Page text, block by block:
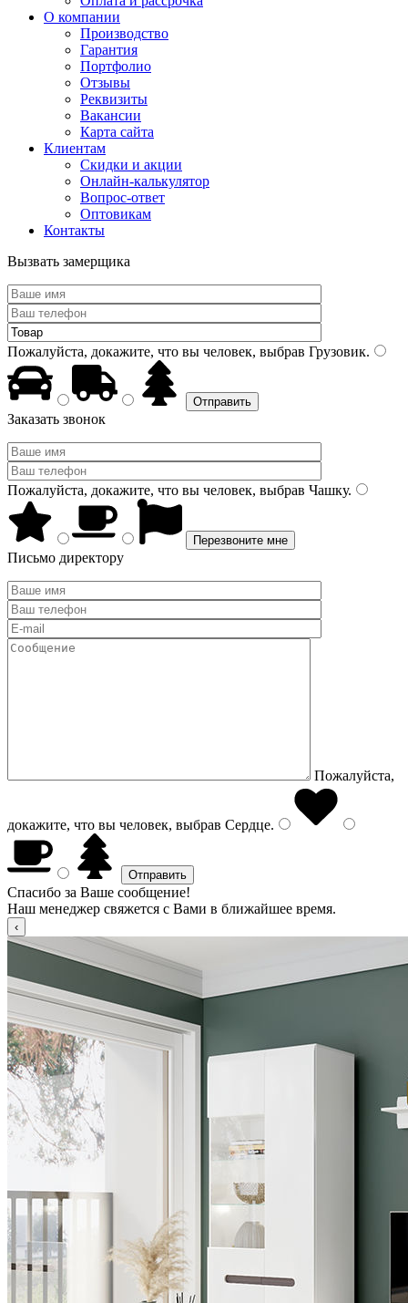
О компании
Производство
Гарантия
Портфолио
Отзывы
Реквизиты
Вакансии
Карта сайта
Клиентам
Скидки и акции
Онлайн-калькулятор
Вопрос-ответ
Оптовикам
Контакты
Вызвать замерщика
Пожалуйста, докажите, что вы человек, выбрав Грузовик.
Заказать звонок
Пожалуйста, докажите, что вы человек, выбрав Чашку.
Письмо директору
Пожалуйста,
докажите, что вы человек, выбрав Сердце.
Спасибо за Ваше сообщение!
Наш менеджер свяжется с Вами в ближайшее время.